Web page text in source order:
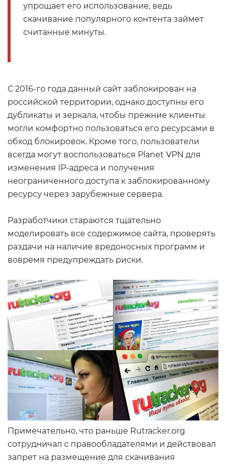
упрощает его использование, ведь
скачивание популярного контента займет
считанные минуты.
С 2016-го года данный сайт заблокирован на
российской территории, однако доступны его
дубликаты и зеркала, чтобы прежние клиенты
могли комфортно пользоваться его ресурсами в
обход блокировок. Кроме того, пользователи
всегда могут воспользоваться Planet VPN для
изменения IP-адреса и получения
неограниченного доступа к заблокированному
ресурсу через зарубежные сервера.
Разработчики стараются тщательно
моделировать все содержимое сайта, проверять
раздачи на наличие вредоносных программ и
вовремя предупреждать риски.
Примечательно, что раньше Rutracker.org
сотрудничал с правообладателями и действовал
запрет на размещение для скачивания